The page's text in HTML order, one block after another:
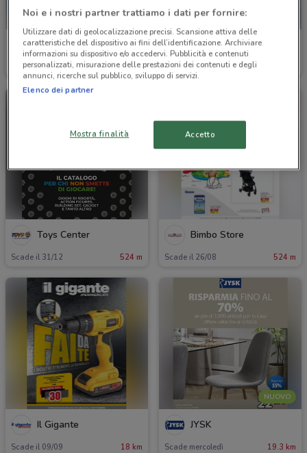
Bennet
Scade il 16/09 5.4 km
Euronics
Scade il 19/08
Toys Center
Scade il 31/12 524 m
Bimbo Store
Scade il 26/08 524 m
Il Gigante
Scade il 09/09 18 km
NUOVO
JYSK
Scade mercoledì 19.3 km
Noi e i nostri partner trattiamo i dati per fornire:
Utilizzare dati di geolocalizzazione precisi. Scansione attiva delle
caratteristiche del dispositivo ai fini dell’identificazione. Archiviare
informazioni su dispositivo e/o accedervi. Pubblicità e contenuti
personalizzati, misurazione delle prestazioni dei contenuti e degli
annunci, ricerche sul pubblico, sviluppo di servizi.
Elenco dei partner
Mostra finalità Accetto